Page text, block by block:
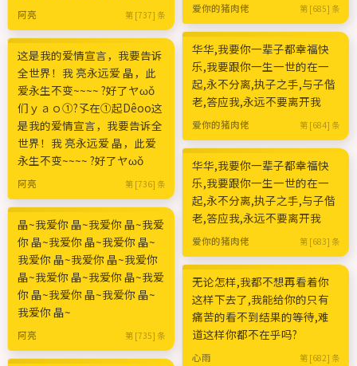
阿亮 第 [737] 条
这是我的爱情宣言，我要告诉
全世界！我 亮永远爱 晶，此
爱永生不变~~~~ ?好了ヤωǒ
们ｙａｏ①?孓在①起Dêoо这
是我的爱情宣言，我要告诉全
世界！我 亮永远爱 晶，此爱
永生不变~~~~ ?好了ヤωǒ
阿亮 第 [736] 条
晶~我爱你 晶~我爱你 晶~我爱
你 晶~我爱你 晶~我爱你 晶~
我爱你 晶~我爱你 晶~我爱你
晶~我爱你 晶~我爱你 晶~我爱
你 晶~我爱你 晶~我爱你 晶~
我爱你 晶~
阿亮 第 [735] 条
爱你的猪肉佬 第 [685] 条
华华,我要你一辈子都幸福快
乐,我要跟你一生一世的在一
起,永不分离,执子之手,与子偕
老,答应我,永远不要离开我
爱你的猪肉佬 第 [684] 条
华华,我要你一辈子都幸福快
乐,我要跟你一生一世的在一
起,永不分离,执子之手,与子偕
老,答应我,永远不要离开我
爱你的猪肉佬 第 [683] 条
无论怎样,我都不想再看着你
这样下去了,我能给你的只有
痛苦的看不到结果的等待,难
道这样你都不在乎吗?
心雨 第 [682] 条